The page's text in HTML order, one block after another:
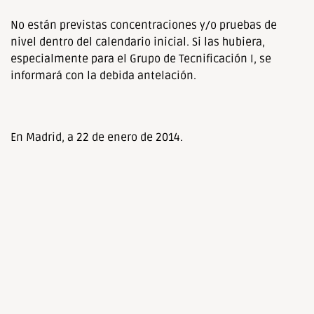
No están previstas concentraciones y/o pruebas de
nivel dentro del calendario inicial. Si las hubiera,
especialmente para el Grupo de Tecnificación I, se
informará con la debida antelación.
En Madrid, a 22 de enero de 2014.